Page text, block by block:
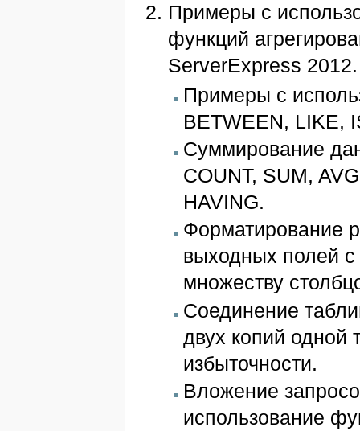
Примеры с
функций
ServerExpress 2012.
Примеры с
BETWEEN, LIKE,
Суммирование
COUNT, SUM,
HAVING.
Форматирование
выходных полей
множеству
Соединение
двух копий одной
избыточности.
Вложение
использование